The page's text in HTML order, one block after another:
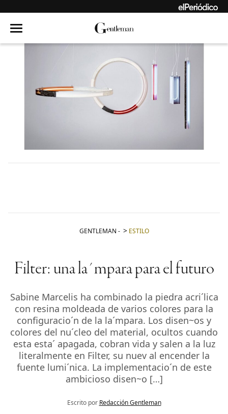
GENTLEMAN - ESTILO
Filter: una la´mpara para el futuro
Sabine Marcelis ha combinado la piedra acri´lica
con resina moldeada de varios colores para la
configuracio´n de la la´mpara. Los disen~os y
colores del nu´cleo del material, ocultos cuando
esta esta´ apagada, cobran vida y salen a la luz
literalmente en Filter, su nuev al encender la
fuente lumi´nica. La implementacio´n de este
ambicioso disen~o […]
Escrito por Redacción Gentleman